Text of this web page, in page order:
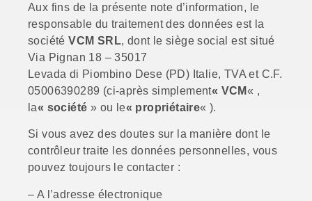
Aux fins de la présente note d’information, le
responsable du traitement des données est la
sociétéVCM SRL, dont le siège social est situé
Via Pignan 18 – 35017
Levada di Piombino Dese (PD) Italie, TVA et C.F.
05006390289 (ci-après simplement« VCM« ,
la« société » ou le« propriétaire« ).
Si vous avez des doutes sur la manière dont le
contrôleur traite les données personnelles, vous
pouvez toujours le contacter :
– A l’adresse électronique